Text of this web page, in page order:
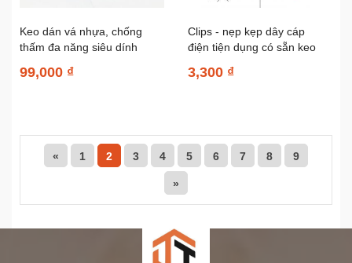
Keo dán vá nhựa, chống
thấm đa năng siêu dính
99,000 ₫
Clips - nẹp kẹp dây cáp
điện tiện dụng có sẵn keo
3,300 ₫
« 1 2 3 4 5 6 7 8 9
»